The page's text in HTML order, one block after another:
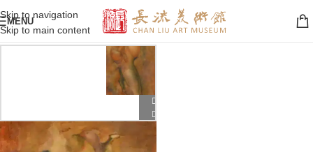
Skip to navigation
Skip to main content
MENU